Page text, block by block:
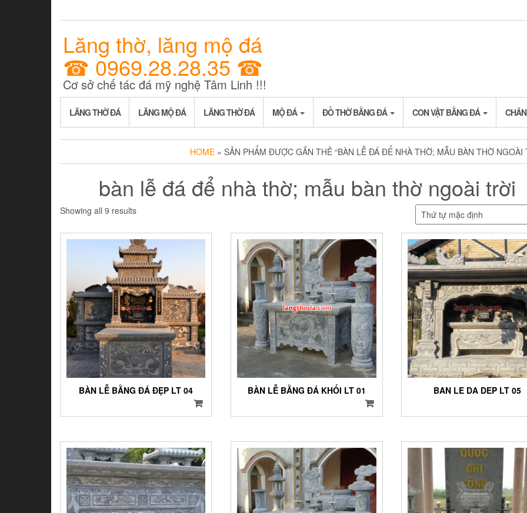
Lăng thờ, lăng mộ đá
☎ 0969.28.28.35 ☎
Cơ sở chế tác đá mỹ nghệ Tâm Linh !!!
LĂNG THỜ ĐÁ LĂNG MỘ ĐÁ LĂNG THỜ ĐÁ MỘ ĐÁ ĐỒ THỜ BẰNG ĐÁ CON VẬT BẰNG ĐÁ
HOME » SẢN PHẨM ĐƯỢC GẮN THẺ “BÀN LỄ ĐÁ ĐỂ NHÀ THỜ; MẪU BÀN THỜ NGOÀI
bàn lễ đá để nhà thờ; mẫu bàn thờ ngoài trời
Showing all 9 results
BÀN LỄ BẰNG ĐÁ ĐẸP LT 04 BÀN LỄ BẰNG ĐÁ KHỐI LT 01 BAN LE DA DEP LT 05